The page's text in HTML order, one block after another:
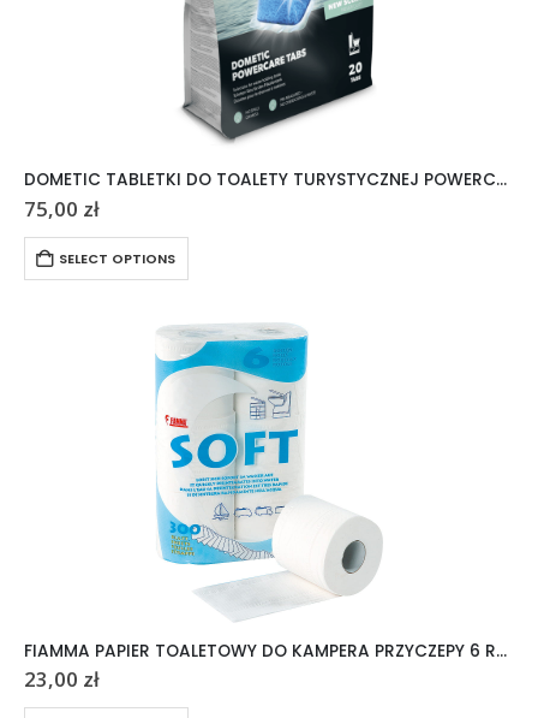
DOMETIC TABLETKI DO TOALETY TURYSTYCZNEJ POWERCARE TABS 20 SZTUK
75,00 zł
SELECT OPTIONS
FIAMMA PAPIER TOALETOWY DO KAMPERA PRZYCZEPY 6 ROLEK
23,00 zł